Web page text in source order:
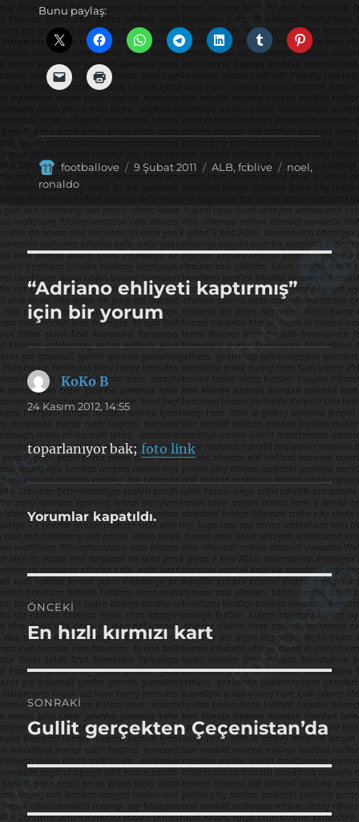
Bunu paylaş:
Yazar
footballove
Yayın
9 Şubat 2011 Kategoriler
ALB, fcblive Etiketler
noel,
ronaldo
“Adriano ehliyeti kaptırmış”
için bir yorum
KoKo B dedi
ki:
24 Kasım 2012, 14:55
toparlanıyor bak;foto link
Yorumlar kapatıldı.
Yazı
gezinmesi
ÖNCEKI
Önceki
yazı:
En hızlı kırmızı kart
SONRAKI
Sonraki
yazı:
Gullit gerçekten Çeçenistan’da